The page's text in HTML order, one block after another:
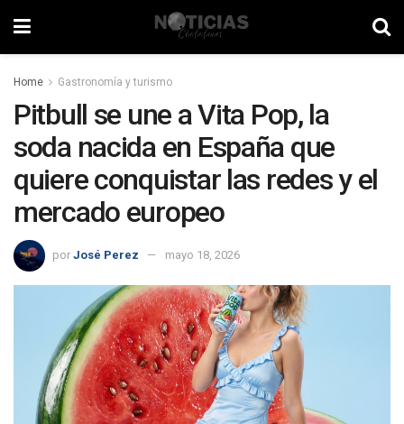
Home Gastronomía y turismo
Pitbull se une a Vita Pop, la
soda nacida en España que
quiere conquistar las redes y el
mercado europeo
por José Perez mayo 18, 2026